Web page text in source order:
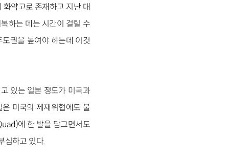
약고로 존재하고 지난 대
하는 데는 시간이 걸릴 수
권을 높여야 하는데 이것
있는 일본 정도가 미국과
미국의 제재위협에도 불
에 한 발을 담그면서도
심하고 있다.